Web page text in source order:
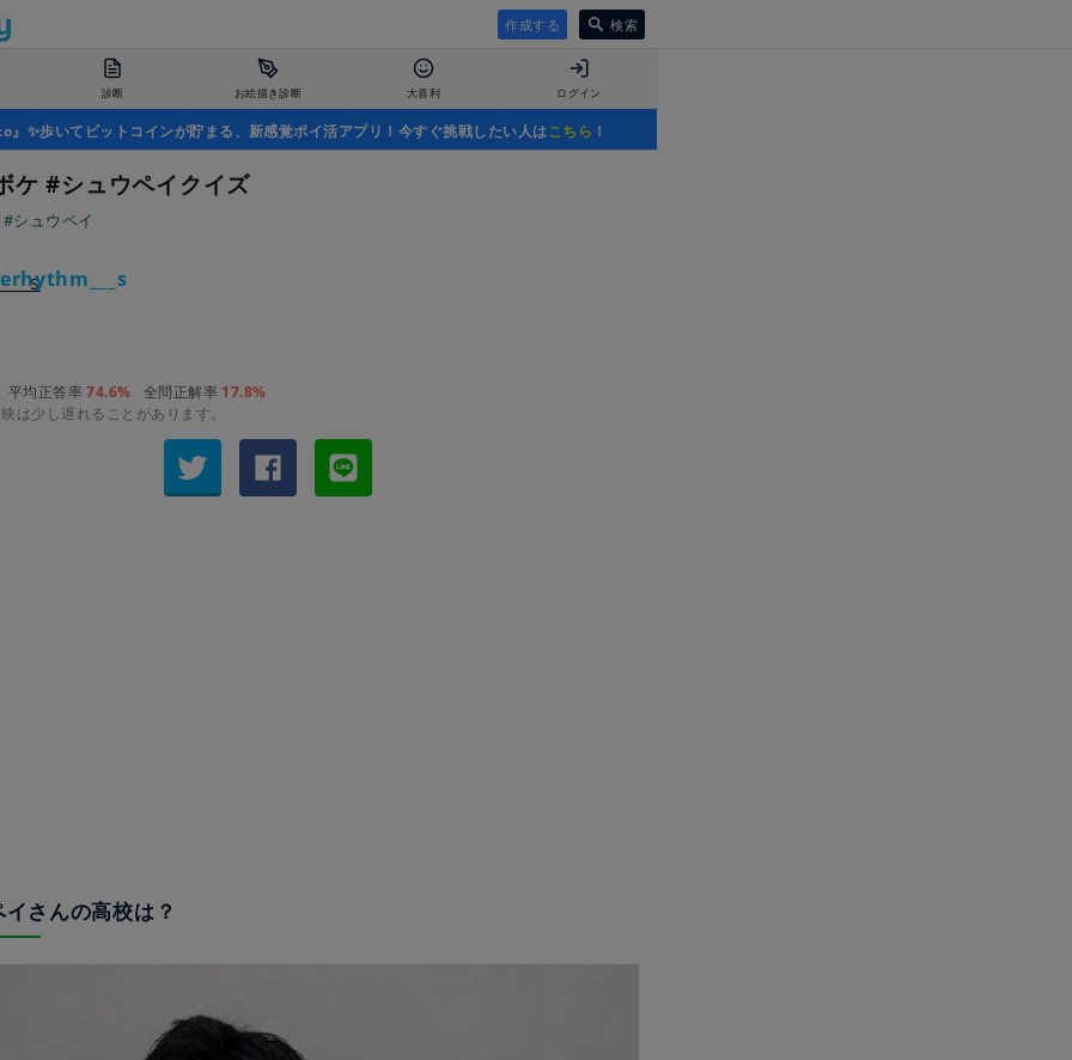
作成する 検索
診断 お絵描き診断 大喜利 ログイン
』✨歩いてビットコインが貯まる、新感覚ポイ活アプリ！今すぐ挑戦したい人はこちら ！
ケ #シュウペイクイズ
#シュウペイ
平均正答率74.6% 全問正解率 17.8%
は少し遅れることがあります。
さんの高校は？